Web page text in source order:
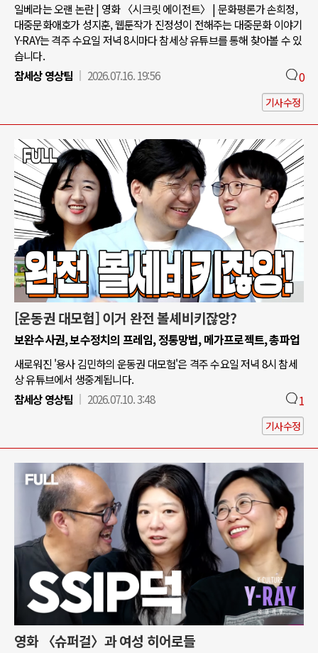
일베라는 오랜 논란 | 영화 〈시크릿 에이전트〉 | 문화평론가 손희정,
대중문화애호가 성지훈, 웹툰작가 진정성이 전해주는 대중문화 이야기
Y-RAY는 격주 수요일 저녁 8시마다 참세상 유튜브를 통해 찾아볼 수 있
습니다.
참세상 영상팀
2026.07.16. 19:56 0
기사수정
[운동권 대모험] 이거 완전 볼셰비키잖앙?
보완수사권, 보수정치의 프레임, 정통망법, 메가프로젝트, 총파업
새로워진 '용사 김민하의 운동권 대모험'은 격주 수요일 저녁 8시 참세
상 유튜브에서 생중계됩니다.
참세상 영상팀
2026.07.10. 3:48 1
기사수정
영화 〈슈퍼걸〉과 여성 히어로들